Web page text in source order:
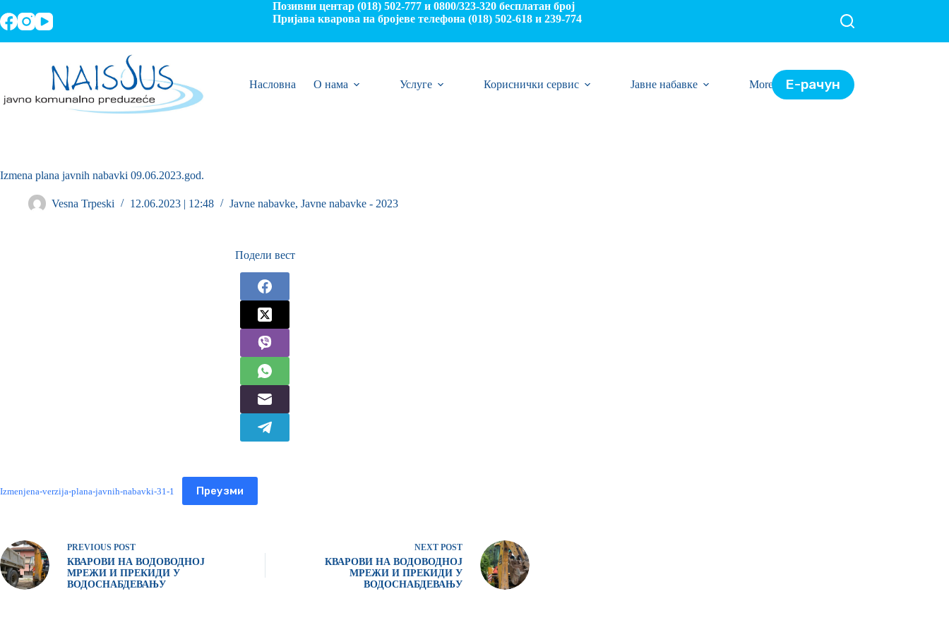
Позивни центар (018) 502-777 и 0800/323-320 бесплатан број
Пријава кварова на бројеве телефона (018) 502-618 и 239-774
Насловна О нама Услуге Кориснички сервис Јавне набавке More Е-рачун
Izmena plana javnih nabavki 09.06.2023.god.
Vesna Trpeski 12.06.2023 | 12:48 Javne nabavke, Javne nabavke - 2023
Подели вест
Izmenjena-verzija-plana-javnih-nabavki-31-1 Преузми
PREVIOUS POST
КВАРОВИ НА ВОДОВОДНОЈ
МРЕЖИ И ПРЕКИДИ У
ВОДОСНАБДЕВАЊУ
NEXT POST
КВАРОВИ НА ВОДОВОДНОЈ
МРЕЖИ И ПРЕКИДИ У
ВОДОСНАБДЕВАЊУ